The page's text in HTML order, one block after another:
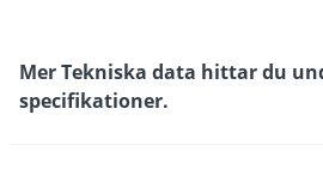
Mer Tekniska data hittar du
specifikationer.